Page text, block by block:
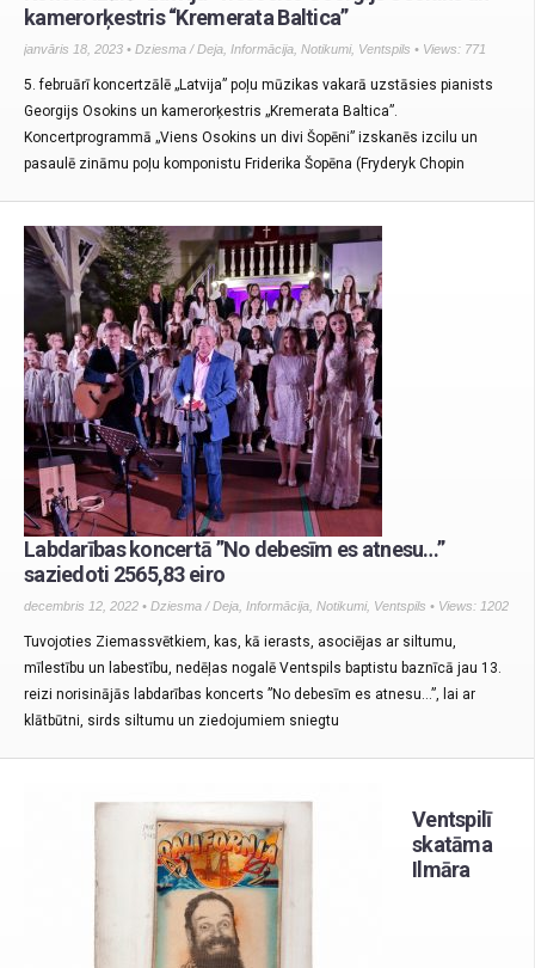
kamerorķestris “Kremerata Baltica”
janvāris 18, 2023 • Dziesma / Deja Informācija Notikumi, Ventspils • Views: 771
5. februārī koncertzālē „Latvija” poļu mūzikas vakarā uzstāsies pianists
Georgijs Osokins un kamerorķestris „Kremerata Baltica”.
Koncertprogrammā „Viens Osokins un divi Šopēni” izskanēs izcilu un
pasaulē zināmu poļu komponistu Friderika Šopēna (Fryderyk Chopin
Labdarības koncertā ”No debesīm es atnesu…”
saziedoti 2565,83 eiro
decembris 12, 2022 • Dziesma / Deja Informācija Notikumi, Ventspils • Views: 1202
Tuvojoties Ziemassvētkiem, kas, kā ierasts, asociējas ar siltumu,
mīlestību un labestību, nedēļas nogalē Ventspils baptistu baznīcā jau 13.
reizi norisinājās labdarības koncerts ”No debesīm es atnesu…”, lai ar
klātbūtni, sirds siltumu un ziedojumiem sniegtu
Ventspilī
skatāma
Ilmāra